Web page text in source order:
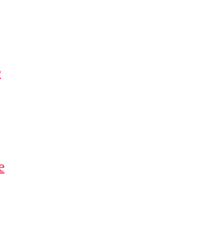
cina tip bufet
02:00)
pe plaja (12:30-17:30)
in functie de programul
si alcoolice de productie locala